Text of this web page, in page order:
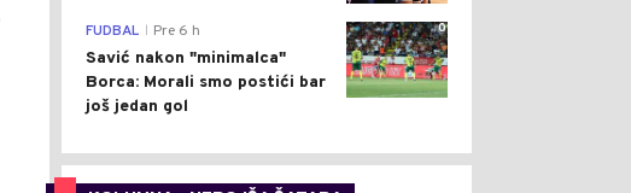
0
FUDBAL Pre 6 h
Savić nakon "minimalca"
Borca: Morali smo postići bar
još jedan gol